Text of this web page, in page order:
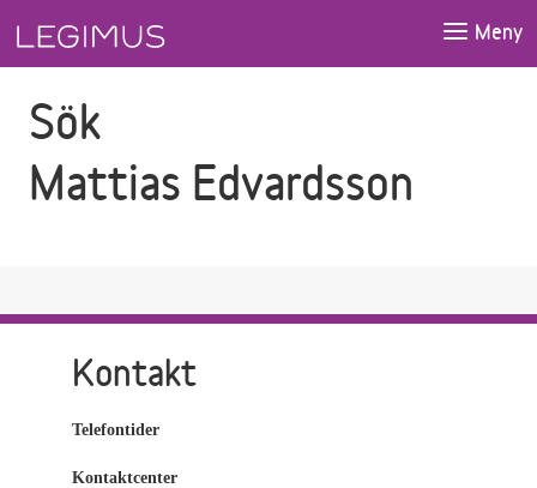
Meny
Sök
Mattias Edvardsson
Kontakt
Telefontider
Kontaktcenter